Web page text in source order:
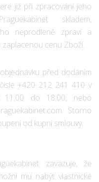
již při zpracování jeho
skladem,
neprodleně zpraví a
cenu Zboží.
před dodáním
+420 212 241 410 v
11:00 do 18:00, nebo
Storno
od kupní smlouvy.
zavazuje, že
mu nabýt vlastnické